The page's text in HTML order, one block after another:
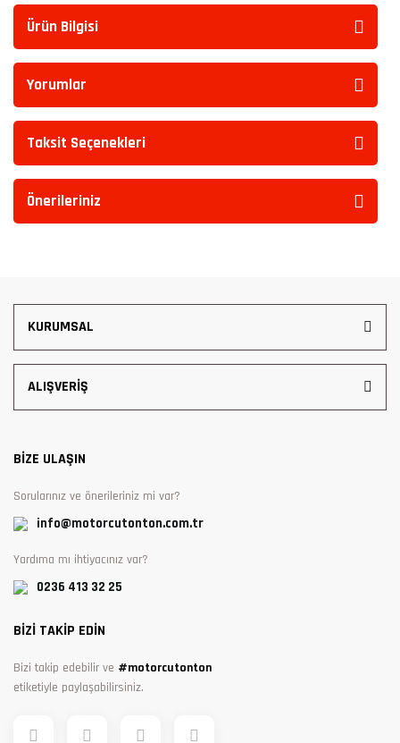
Ürün Bilgisi
Yorumlar
Taksit Seçenekleri
Önerileriniz
KURUMSAL
ALIŞVERİŞ
BİZE ULAŞIN
Sorularınız ve önerileriniz mi var?
info@motorcutonton.com.tr
Yardıma mı ihtiyacınız var?
0236 413 32 25
BİZİ TAKİP EDİN
Bizi takip edebilir ve #motorcutonton
etiketiyle paylaşabilirsiniz.